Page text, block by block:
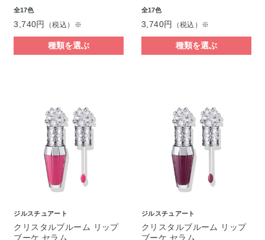
全17色
3,740円 （税込）※
種類を選ぶ
全17色
3,740円 （税込）※
種類を選ぶ
ジルスチュアート
クリスタルブルーム リップ
ブーケ セラム
ジルスチュアート
クリスタルブルーム リップ
ブーケ セラム